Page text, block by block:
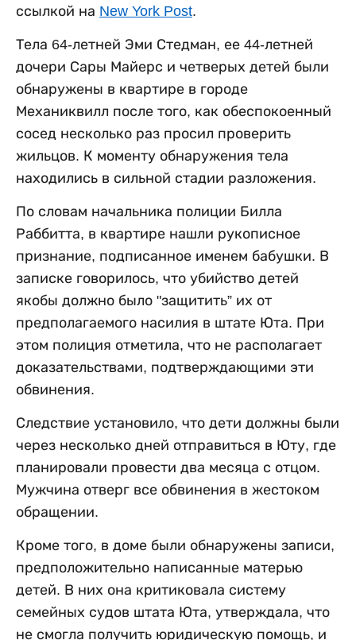
ссылкой на New York Post.
Тела 64-летней Эми Стедман, ее 44-летней
дочери Сары Майерс и четверых детей были
обнаружены в квартире в городе
Механиквилл после того, как обеспокоенный
сосед несколько раз просил проверить
жильцов. К моменту обнаружения тела
находились в сильной стадии разложения.
По словам начальника полиции Билла
Раббитта, в квартире нашли рукописное
признание, подписанное именем бабушки. В
записке говорилось, что убийство детей
якобы должно было "защитить” их от
предполагаемого насилия в штате Юта. При
этом полиция отметила, что не располагает
доказательствами, подтверждающими эти
обвинения.
Следствие установило, что дети должны были
через несколько дней отправиться в Юту, где
планировали провести два месяца с отцом.
Мужчина отверг все обвинения в жестоком
обращении.
Кроме того, в доме были обнаружены записи,
предположительно написанные матерью
детей. В них она критиковала систему
семейных судов штата Юта, утверждала, что
не смогла получить юридическую помощь, и